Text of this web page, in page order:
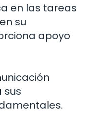
en las tareas
su
apoyo
sus